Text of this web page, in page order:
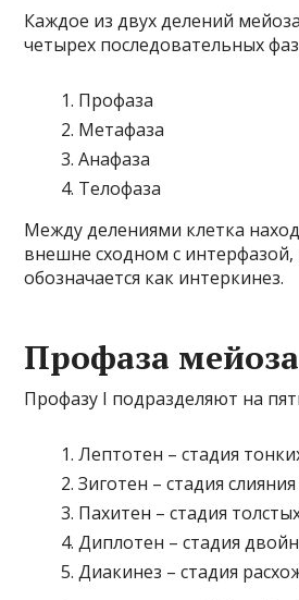
Каждое из двух делений
четырех последовательных
Профаза
Метафаза
Анафаза
Телофаза
Между делениями клетка
внешне сходном с интерфазой,
обозначается как интеркинез.
Профаза мейоза
Профазу I подразделяют на
Лептотен – стадия
Зиготен – стадия
Пахитен – стадия
Диплотен – стадия
Диакинез – стадия